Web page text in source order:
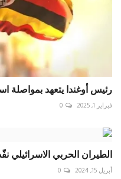
رئيس أوغندا يتعهد بمواصلة
فبراير 1, 2025 0
الطيران الحربي الاسرائيلي
أبريل 15, 2024 0